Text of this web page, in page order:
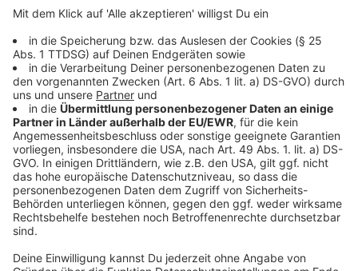
Anzeige
Das alles sind Auswirkungen, die der Klimawandel auf
unsere körperliche Gesundheit haben wird - oder auch
schon hat. Aber er wird sich auch in unserer Psyche
niederschlagen. Damit hat Krolewski 2019 erste
Erfahrungen gemacht, als ein großer Waldbrand in der
Region ausbrach.
"Es war ein Szenario wie in Kalifornien oder
Australien für die Feuerwehrleute, die teilweise in
eingeschlossen waren."